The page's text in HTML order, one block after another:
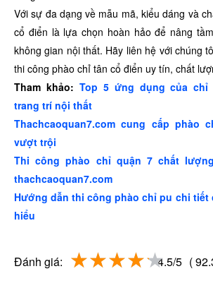
Với sự đa dạng về mẫu mã, kiểu dáng và
cổ điển là lựa chọn hoàn hảo để nâng
không gian nội thất. Hãy liên hệ với chúng
thi công phào chỉ tân cổ điển uy tín, chất
Tham khảo: Top 5 ứng dụng của chỉ
trang trí nội thất
Thachcaoquan7.com cung cấp phào
vượt trội
Thi công phào chỉ quận 7 chất
thachcaoquan7.com
Hướng dẫn thi công phào chỉ pu chi
hiểu
Đánh giá: 4.5/5 (